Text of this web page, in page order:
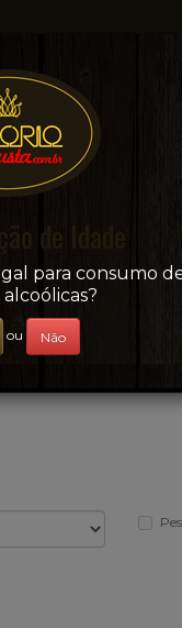
on-line!
de Idade
para consumo
ou Não